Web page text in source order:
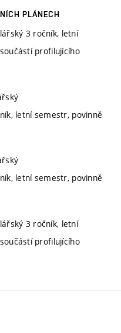
PLÁNECH
3 ročník, letní
profilujícího
letní semestr, povinně
letní semestr, povinně
3 ročník, letní
profilujícího